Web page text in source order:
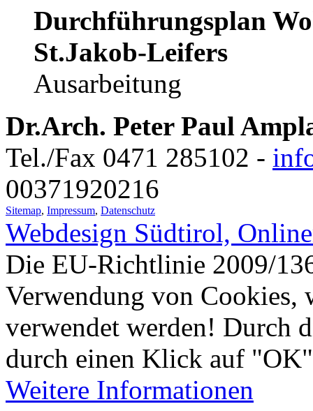
Durchführungsplan
St.Jakob-Leifers
Ausarbeitung
Dr.Arch. Peter Paul
Tel./Fax 0471 285102 -
00371920216
Sitemap, Impressum, Datenschutz
Webdesign Südtirol,
Die EU-Richtlinie 2009/
Verwendung von Cookies,
verwendet werden! Durch
durch einen Klick auf
Weitere Informationen